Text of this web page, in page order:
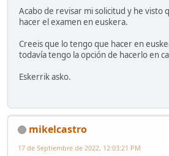
Acabo de revisar mi solicitud y he visto
hacer el examen en euskera.
Creeis que lo tengo que hacer en
todavía tengo la opción de hacerlo en
Eskerrik asko.
mikelcastro
17 de Septiembre de 2022, 12:03:21 PM